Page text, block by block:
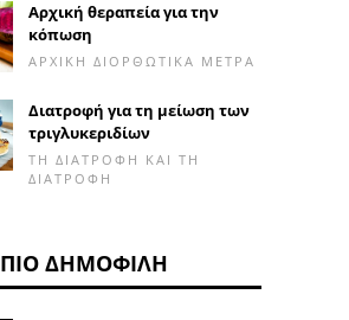
Αρχική θεραπεία για την
κόπωση
ΑΡΧΙΚΉ ΔΙΟΡΘΩΤΙΚΆ ΜΈΤΡΑ
Διατροφή για τη μείωση των
τριγλυκεριδίων
ΤΗ ΔΙΑΤΡΟΦΉ ΚΑΙ ΤΗ
ΔΙΑΤΡΟΦΉ
ΠΙΟ ΔΗΜΟΦΙΛΉ